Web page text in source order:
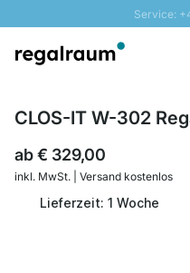
Service:
Schnelle
CLOS-IT W-302
ab€ 329,00
inkl. MwSt. | Versand kostenlos
Lieferzeit: 1 Woche